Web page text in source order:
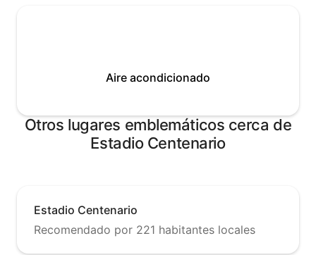
Aire acondicionado
Otros lugares emblemáticos cerca de
Estadio Centenario
Estadio Centenario
Recomendado por 221 habitantes locales